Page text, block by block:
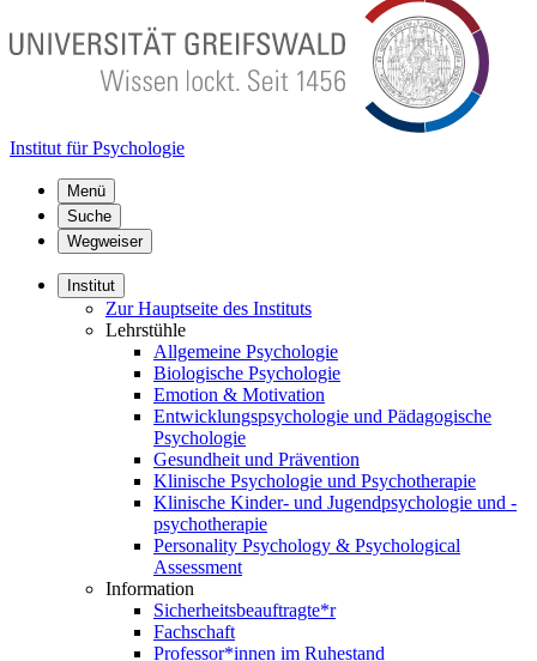
Institut für Psychologie
Menü
Suche
Wegweiser
Institut
Zur Hauptseite des Instituts
Lehrstühle
Allgemeine Psychologie
Biologische Psychologie
Emotion & Motivation
Entwicklungspsychologie und Pädagogische
Psychologie
Gesundheit und Prävention
Klinische Psychologie und Psychotherapie
Klinische Kinder- und Jugendpsychologie und -
psychotherapie
Personality Psychology & Psychological
Assessment
Information
Sicherheitsbeauftragte*r
Fachschaft
Professor*innen im Ruhestand